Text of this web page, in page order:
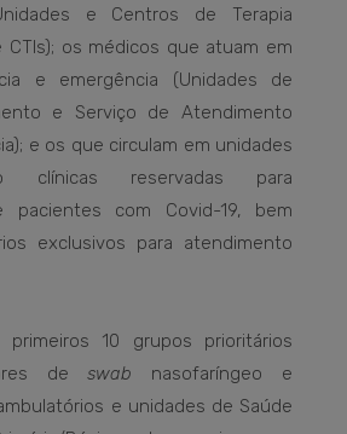
e Centros de Terapia
CTIs); os médicos que atuam em
e emergência (Unidades de
e Serviço de Atendimento
e os que circulam em unidades
clínicas reservadas para
pacientes com Covid-19, bem
exclusivos para atendimento
10 grupos prioritários
deswab nasofaríngeo e
e unidades de Saúde